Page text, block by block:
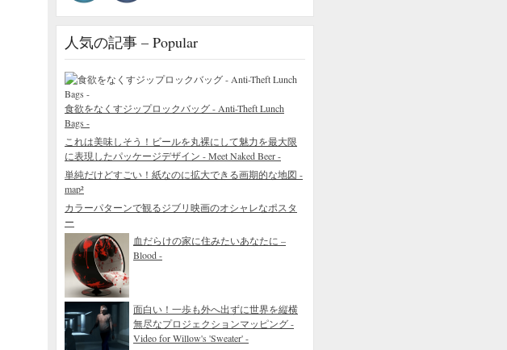
人気の記事 – Popular
食欲をなくすジップロックバッグ - Anti-Theft Lunch
Bags -
これは美味しそう！ビールを丸裸にして魅力を最大限
に表現したパッケージデザイン - Meet Naked Beer -
単純だけどすごい！紙なのに拡大できる画期的な地図 -
map²
カラーパターンで観るジブリ映画のオシャレなポスタ
ー
血だらけの家に住みたいあなたに –
Blood -
面白い！一歩も外へ出ずに世界を縦横
無尽なプロジェクションマッピング -
Video for Willow's 'Sweater' -